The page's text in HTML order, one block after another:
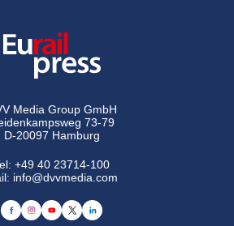
Media Group GmbH
73-79
D-20097 Hamburg
+49 40 23714-100
info@dvvmedia.com